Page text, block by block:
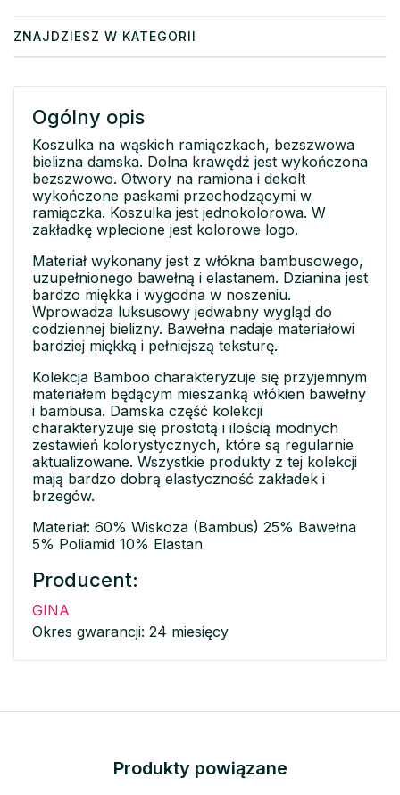
ZNAJDZIESZ W KATEGORII
Ogólny opis
Koszulka na wąskich ramiączkach, bezszwowa
bielizna damska. Dolna krawędź jest wykończona
bezszwowo. Otwory na ramiona i dekolt
wykończone paskami przechodzącymi w
ramiączka. Koszulka jest jednokolorowa. W
zakładkę wplecione jest kolorowe logo.
Materiał wykonany jest z włókna bambusowego,
uzupełnionego bawełną i elastanem. Dzianina jest
bardzo miękka i wygodna w noszeniu.
Wprowadza luksusowy jedwabny wygląd do
codziennej bielizny. Bawełna nadaje materiałowi
bardziej miękką i pełniejszą teksturę.
Kolekcja Bamboo charakteryzuje się przyjemnym
materiałem będącym mieszanką włókien bawełny
i bambusa. Damska część kolekcji
charakteryzuje się prostotą i ilością modnych
zestawień kolorystycznych, które są regularnie
aktualizowane. Wszystkie produkty z tej kolekcji
mają bardzo dobrą elastyczność zakładek i
brzegów.
Materiał: 60% Wiskoza (Bambus) 25% Bawełna
5% Poliamid 10% Elastan
Producent:
GINA
Okres gwarancji: 24 miesięcy
Produkty powiązane